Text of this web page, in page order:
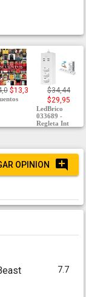
$13,3
$34,44
$29,95
LedBrico
033689 -
Regleta Int
OPINION
7.7